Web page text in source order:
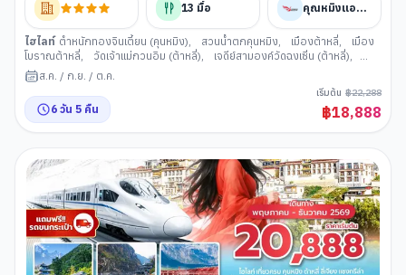
13 มื้อ คุณหมิงแอร์ไลน์
ไฮไลท์ ตำหนักทองจินเตี้ยน (คุนหมิง), สวนน้ำตกคุนหมิง, เมืองต้าหลี่,
เมือง
โบราณต้าหลี่, วัดเจ้าแม่กวนอิม (ต้าหลี่), เจดีย์สามองค์วัดฉงเซิ่น (ต้าหลี่),
เมืองจงเตี้ยน
ช่องแคบเสือกระโจน
หลิน (แชงกรีล่า)
เมืองโบราณลี่เจียง
ภูเขาหิมะมังกรหยก (ลี่เจียง)
นั่งกระเช้าไฟฟ้าสู่ภูเขาหิมะมังกรหยก, ทะเลสาบไป๋
สุยเหอ (ลี่เจียง), วัดหยวนทง ซุ้มประตูม้าทอง ไก่หยก (คุนหมิง)
ส.ค. / ก.ย. / ต.ค.
6 วัน 5 คืน
เริ่มต้น ฿22,288
฿18,888